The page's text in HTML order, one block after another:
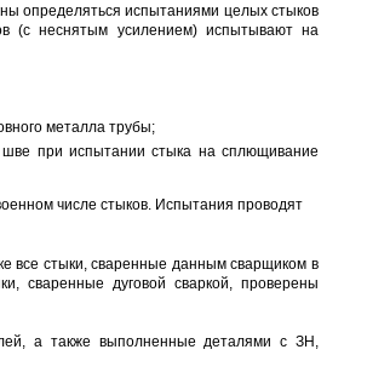
определяться испытаниями целых стыков
(с неснятым усилением) испытывают на
металла трубы;
при испытании стыка на сплющивание
числе стыков. Испытания проводят
все стыки, сваренные данным сварщиком в
сваренные дуговой сваркой, проверены
а также выполненные деталями с ЗН,